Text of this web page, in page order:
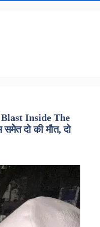
Inside The
दो की मौत, दो